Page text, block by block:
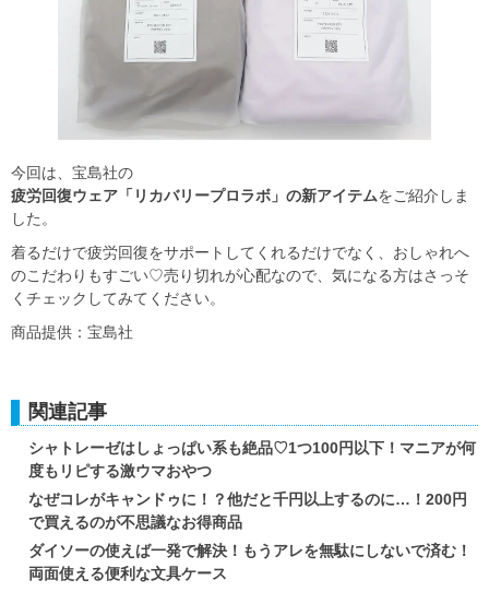
今回は、宝島社の
疲労回復ウェア「リカバリープロラボ」の新アイテムをご紹介しま
した。
着るだけで疲労回復をサポートしてくれるだけでなく、おしゃれへ
のこだわりもすごい♡売り切れが心配なので、気になる方はさっそ
くチェックしてみてください。
商品提供：宝島社
関連記事
シャトレーゼはしょっぱい系も絶品♡1つ100円以下！マニアが何
度もリピする激ウマおやつ
なぜコレがキャンドゥに！？他だと千円以上するのに…！200円
で買えるのが不思議なお得商品
ダイソーの使えば一発で解決！もうアレを無駄にしないで済む！
両面使える便利な文具ケース